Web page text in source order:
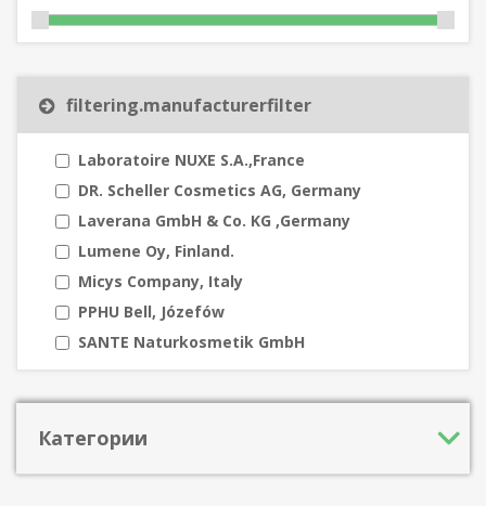
filtering.manufacturerfilter
Laboratoire NUXE S.A.,France
DR. Scheller Cosmetics AG, Germany
Laverana GmbH & Co. KG ,Germany
Lumene Oy, Finland.
Micys Company, Italy
PPHU Bell, Józefów
SANTE Naturkosmetik GmbH
Категории